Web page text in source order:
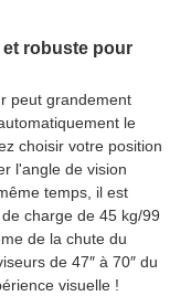
robuste pour
peut grandement
le
choisir votre position
l'angle de vision
temps, il est
charge de 45 kg/99
de la chute du
de 47″ à 70″ du
visuelle !